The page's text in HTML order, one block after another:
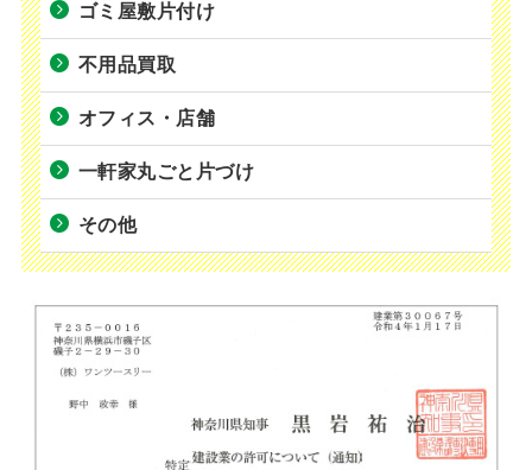
ゴミ屋敷片付け
不用品買取
オフィス・店舗
一軒家丸ごと片づけ
その他